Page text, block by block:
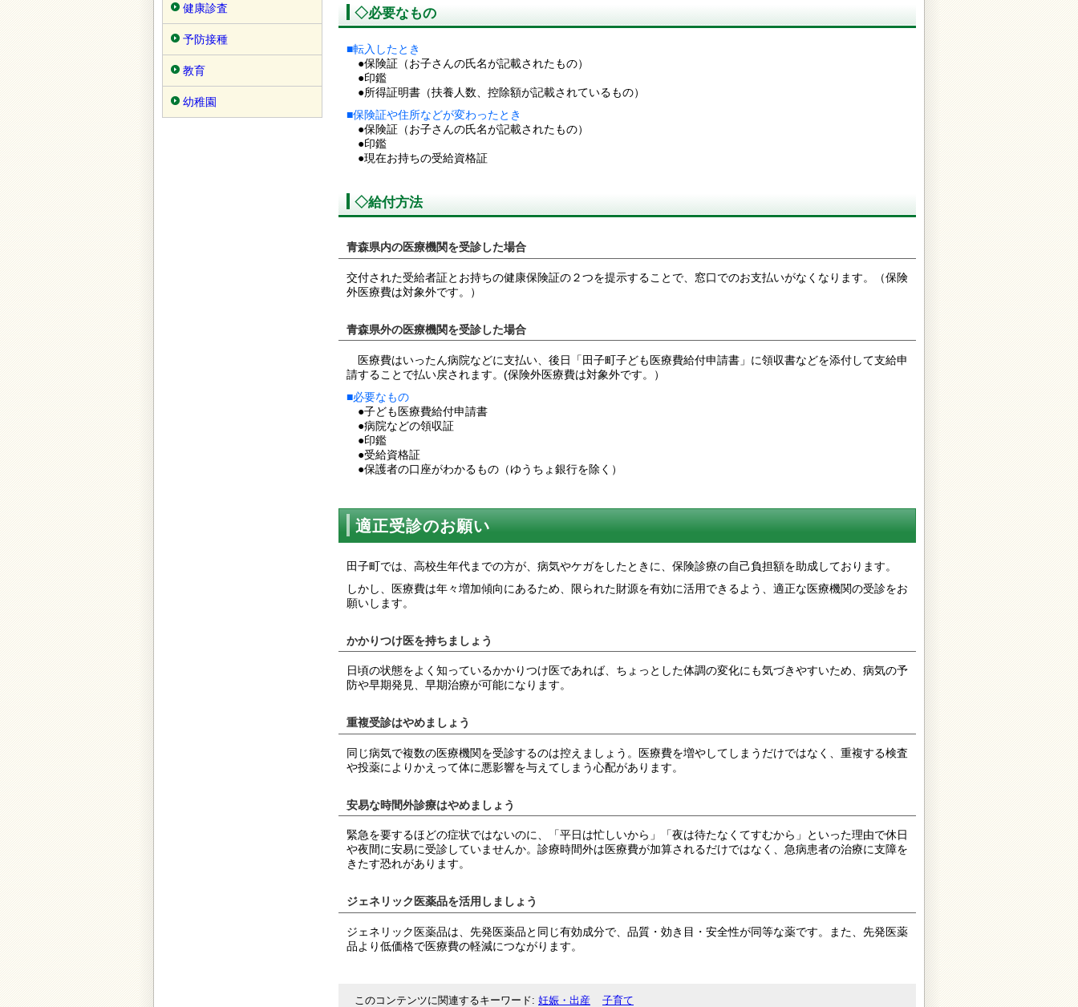
健康診査
予防接種
教育
幼稚園
◇必要なもの
■転入したとき
●保険証（お子さんの氏名が記載されたもの）
●印鑑
●所得証明書（扶養人数、控除額が記載されているもの）
■保険証や住所などが変わったとき
●保険証（お子さんの氏名が記載されたもの）
●印鑑
●現在お持ちの受給資格証
◇給付方法
青森県内の医療機関を受診した場合
交付された受給者証とお持ちの健康保険証の２つを提示することで、窓口でのお支払いがなくなります。（保険
外医療費は対象外です。）
青森県外の医療機関を受診した場合
医療費はいったん病院などに支払い、後日「田子町子ども医療費給付申請書」に領収書などを添付して支給申
請することで払い戻されます。(保険外医療費は対象外です。）
■必要なもの
●子ども医療費給付申請書
●病院などの領収証
●印鑑
●受給資格証
●保護者の口座がわかるもの（ゆうちょ銀行を除く）
適正受診のお願い
田子町では、高校生年代までの方が、病気やケガをしたときに、保険診療の自己負担額を助成しております。
しかし、医療費は年々増加傾向にあるため、限られた財源を有効に活用できるよう、適正な医療機関の受診をお
願いします。
かかりつけ医を持ちましょう
日頃の状態をよく知っているかかりつけ医であれば、ちょっとした体調の変化にも気づきやすいため、病気の予
防や早期発見、早期治療が可能になります。
重複受診はやめましょう
同じ病気で複数の医療機関を受診するのは控えましょう。医療費を増やしてしまうだけではなく、重複する検査
や投薬によりかえって体に悪影響を与えてしまう心配があります。
安易な時間外診療はやめましょう
緊急を要するほどの症状ではないのに、「平日は忙しいから」「夜は待たなくてすむから」といった理由で休日
や夜間に安易に受診していませんか。診療時間外は医療費が加算されるだけではなく、急病患者の治療に支障を
きたす恐れがあります。
ジェネリック医薬品を活用しましょう
ジェネリック医薬品は、先発医薬品と同じ有効成分で、品質・効き目・安全性が同等な薬です。また、先発医薬
品より低価格で医療費の軽減につながります。
このコンテンツに関連するキーワード 妊娠・出産 子育て